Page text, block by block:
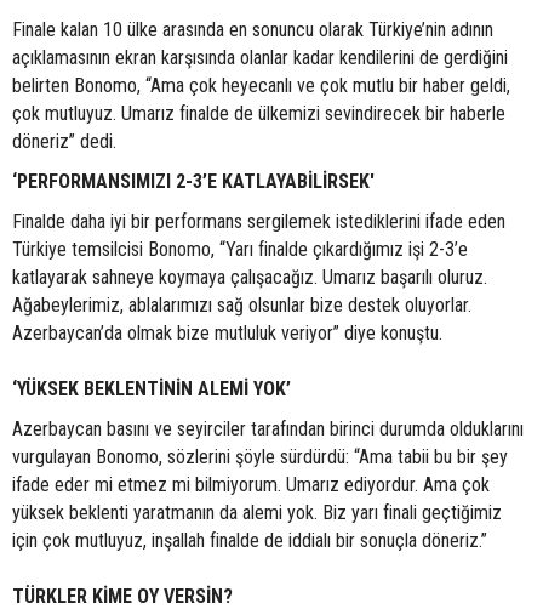
Finale kalan 10 ülke arasında en sonuncu olarak Türkiye’nin adının
açıklamasının ekran karşısında olanlar kadar kendilerini de gerdiğini
belirten Bonomo, “Ama çok heyecanlı ve çok mutlu bir haber geldi,
çok mutluyuz. Umarız finalde de ülkemizi sevindirecek bir haberle
döneriz” dedi.
‘PERFORMANSIMIZI 2-3’E KATLAYABİLİRSEK'
Finalde daha iyi bir performans sergilemek istediklerini ifade eden
Türkiye temsilcisi Bonomo, “Yarı finalde çıkardığımız işi 2-3’e
katlayarak sahneye koymaya çalışacağız. Umarız başarılı oluruz.
Ağabeylerimiz, ablalarımızı sağ olsunlar bize destek oluyorlar.
Azerbaycan’da olmak bize mutluluk veriyor” diye konuştu.
‘YÜKSEK BEKLENTİNİN ALEMİ YOK’
Azerbaycan basını ve seyirciler tarafından birinci durumda olduklarını
vurgulayan Bonomo, sözlerini şöyle sürdürdü: “Ama tabii bu bir şey
ifade eder mi etmez mi bilmiyorum. Umarız ediyordur. Ama çok
yüksek beklenti yaratmanın da alemi yok. Biz yarı finali geçtiğimiz
için çok mutluyuz, inşallah finalde de iddialı bir sonuçla döneriz.”
TÜRKLER KİME OY VERSİN?